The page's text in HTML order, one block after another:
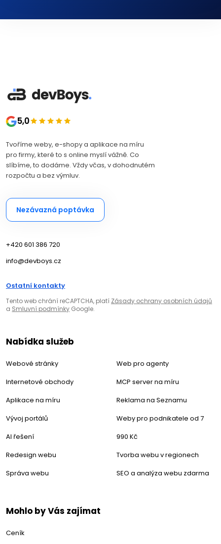
5,0
Tvoříme weby, e-shopy a aplikace na míru
pro firmy, které to s online myslí vážně. Co
slíbíme, to dodáme. Vždy včas, v dohodnutém
rozpočtu a bez výmluv.
Nezávazná poptávka
+420 601 386 720
info@devboys.cz
Ostatní kontakty
Tento web chrání reCAPTCHA, platí Zásady ochrany osobních údajů
a Smluvní podmínky Google.
Nabídka služeb
Webové stránky
Internetové obchody
Aplikace na míru
Vývoj portálů
AI řešení
Redesign webu
Správa webu
Web pro agenty
MCP server na míru
Reklama na Seznamu
Weby pro podnikatele od 7
990 Kč
Tvorba webu v regionech
SEO a analýza webu zdarma
Mohlo by Vás zajímat
Ceník